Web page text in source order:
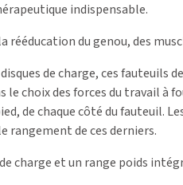
indispensable.
du genou, des
de charge, ces fauteuils
choix des forces du travail à
de chaque côté du fauteuil.
rangement de ces derniers.
charge et un range poids